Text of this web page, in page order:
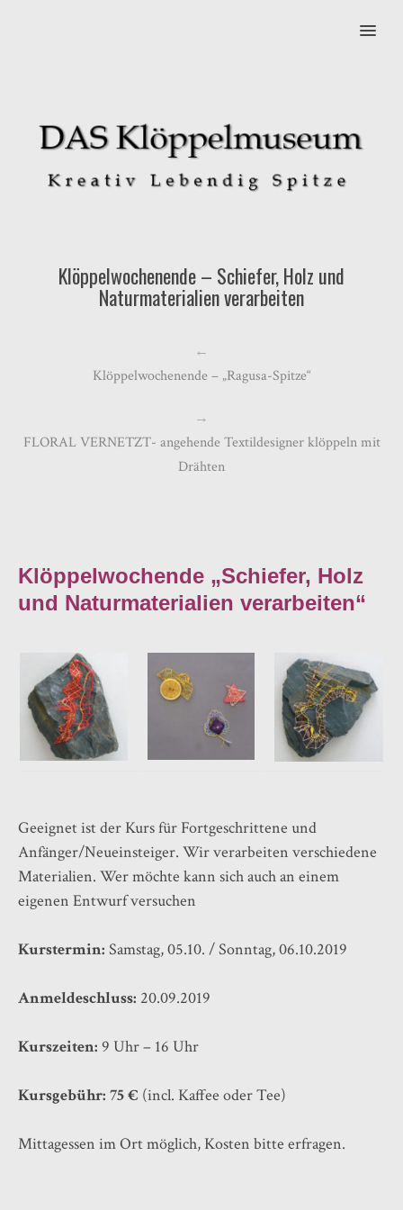
MENU
Klöppelwochende „Schiefer, Holz
und Naturmaterialien verarbeiten“
Geeignet ist der Kurs für Fortgeschrittene und
Anfänger/Neueinsteiger. Wir verarbeiten verschiedene
Materialien. Wer möchte kann sich auch an einem
eigenen Entwurf versuchen
Kurstermin: Samstag, 05.10. / Sonntag, 06.10.2019
Anmeldeschluss: 20.09.2019
Kurszeiten: 9 Uhr – 16 Uhr
Kursgebühr: 75 € (incl. Kaffee oder Tee)
Mittagessen im Ort möglich, Kosten bitte erfragen.
Klöppelwochenende – Schiefer, Holz und
Naturmaterialien verarbeiten
←
Klöppelwochenende – „Ragusa-Spitze“
→
FLORAL VERNETZT- angehende Textildesigner klöppeln mit
Drähten